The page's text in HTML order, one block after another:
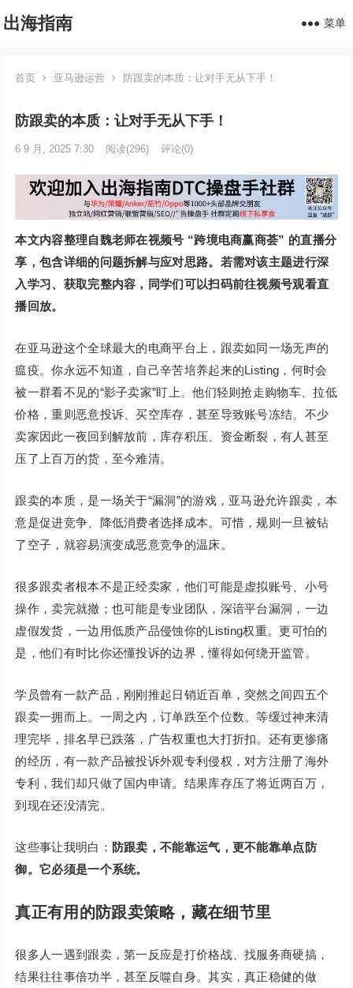
出海指南 菜单
首页 亚马逊运营 防跟卖的本质：让对手无从下手！
防跟卖的本质：让对手无从下手！
6 9 月, 2025 7:30 阅读(296) 评论(0)
本文内容整理自魏老师在视频号 “跨境电商赢商荟” 的直播分
享，包含详细的问题拆解与应对思路。若需对该主题进行深
入学习、获取完整内容，同学们可以扫码前往视频号观看直
播回放。
在亚马逊这个全球最大的电商平台上，跟卖如同一场无声的
瘟疫。你永远不知道，自己辛苦培养起来的Listing，何时会
被一群看不见的“影子卖家”盯上。他们轻则抢走购物车、拉低
价格，重则恶意投诉、买空库存，甚至导致账号冻结。不少
卖家因此一夜回到解放前，库存积压、资金断裂，有人甚至
压了上百万的货，至今难清。
跟卖的本质，是一场关于“漏洞”的游戏，亚马逊允许跟卖，本
意是促进竞争、降低消费者选择成本。可惜，规则一旦被钻
了空子，就容易演变成恶意竞争的温床。
很多跟卖者根本不是正经卖家，他们可能是虚拟账号、小号
操作，卖完就撤；也可能是专业团队，深谙平台漏洞，一边
虚假发货，一边用低质产品侵蚀你的Listing权重。更可怕的
是，他们有时比你还懂投诉的边界，懂得如何绕开监管。
学员曾有一款产品，刚刚推起日销近百单，突然之间四五个
跟卖一拥而上。一周之内，订单跌至个位数。等缓过神来清
理完毕，排名早已跌落，广告权重也大打折扣。还有更惨痛
的经历，有一款产品被投诉外观专利侵权，对方注册了海外
专利，我们却只做了国内申请。结果库存压了将近两百万，
到现在还没清完。
这些事让我明白： 防跟卖，不能靠运气，更不能靠单点防
御。它必须是一个系统。
真正有用的防跟卖策略，藏在细节里
很多人一遇到跟卖，第一反应是打价格战、找服务商硬搞，
结果往往事倍功半，甚至反噬自身。其实，真正稳健的做